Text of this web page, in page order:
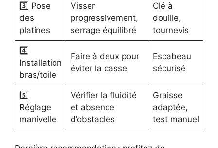
3️⃣ Pose
des
platines
Visser
progressivement,
serrage équilibré
Clé à
douille,
tournevis
4️⃣
Installation
bras/toile
Faire à deux pour
éviter la casse
Escabeau
sécurisé
5️⃣
Réglage
manivelle
Vérifier la fluidité
et absence
d’obstacles
Graisse
adaptée,
test manuel